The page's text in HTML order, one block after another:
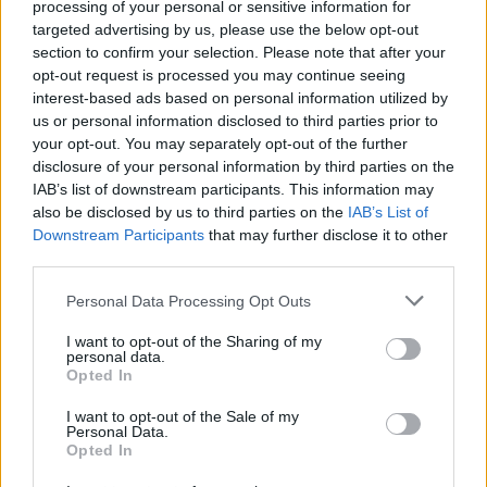
processing of your personal or sensitive information for
targeted advertising by us, please use the below opt-out
section to confirm your selection. Please note that after your
opt-out request is processed you may continue seeing
interest-based ads based on personal information utilized by
us or personal information disclosed to third parties prior to
your opt-out. You may separately opt-out of the further
disclosure of your personal information by third parties on the
IAB’s list of downstream participants. This information may
also be disclosed by us to third parties on the IAB’s List of
Downstream Participants that may further disclose it to other
Personal Data Processing Opt Outs
I want to opt-out of the Sharing of my
personal data.
Opted In
I want to opt-out of the Sale of my
Personal Data.
Opted In
3 0 Válasz erre
andras-80
2025. 10. 11. 07:41
Előzmény:#95339EURHUF_goes_to_haven
Milyen meglepetés, hogy nem változtattak, igaz?
0 2 Válasz erre
bronz 2025. 10. 11. 04:44
Ilyen tragikus számokkal már rég bóvliban kéne lennünk.
Évek óta nem nő a magyar gazdaság.
1
Boby
2025. 10. 11. 04:13
Előzmény: